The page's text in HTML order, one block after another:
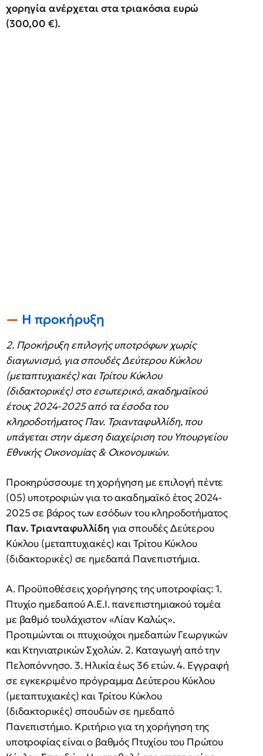
χορηγία ανέρχεται στα τριακόσια ευρώ
(300,00 €).
Η προκήρυξη
2. Προκήρυξη επιλογής υποτρόφων χωρίς
διαγωνισμό, για σπουδές Δεύτερου Κύκλου
(μεταπτυχιακές) και Τρίτου Κύκλου
(διδακτορικές) στο εσωτερικό, ακαδημαϊκού
έτους 2024-2025 από τα έσοδα του
κληροδοτήματος Παν. Τριανταφυλλίδη, που
υπάγεται στην άμεση διαχείριση του Υπουργείου
Εθνικής Οικονομίας & Οικονομικών.
Προκηρύσσουμε τη χορήγηση με επιλογή πέντε
(05) υποτροφιών για το ακαδημαϊκό έτος 2024-
2025 σε βάρος των εσόδων του κληροδοτήματος
Παν. Τριανταφυλλίδη για σπουδές Δεύτερου
Κύκλου (μεταπτυχιακές) και Τρίτου Κύκλου
(διδακτορικές) σε ημεδαπά Πανεπιστήμια.
Α. Προϋποθέσεις χορήγησης της υποτροφίας: 1.
Πτυχίο ημεδαπού Α.Ε.Ι. πανεπιστημιακού τομέα
με βαθμό τουλάχιστον «Λίαν Καλώς».
Προτιμώνται οι πτυχιούχοι ημεδαπών Γεωργικών
και Κτηνιατρικών Σχολών. 2. Καταγωγή από την
Πελοπόννησο. 3. Ηλικία έως 36 ετών. 4. Εγγραφή
σε εγκεκριμένο πρόγραμμα Δεύτερου Κύκλου
(μεταπτυχιακές) και Τρίτου Κύκλου
(διδακτορικές) σπουδών σε ημεδαπό
Πανεπιστήμιο. Κριτήριο για τη χορήγηση της
υποτροφίας είναι ο βαθμός Πτυχίου του Πρώτου